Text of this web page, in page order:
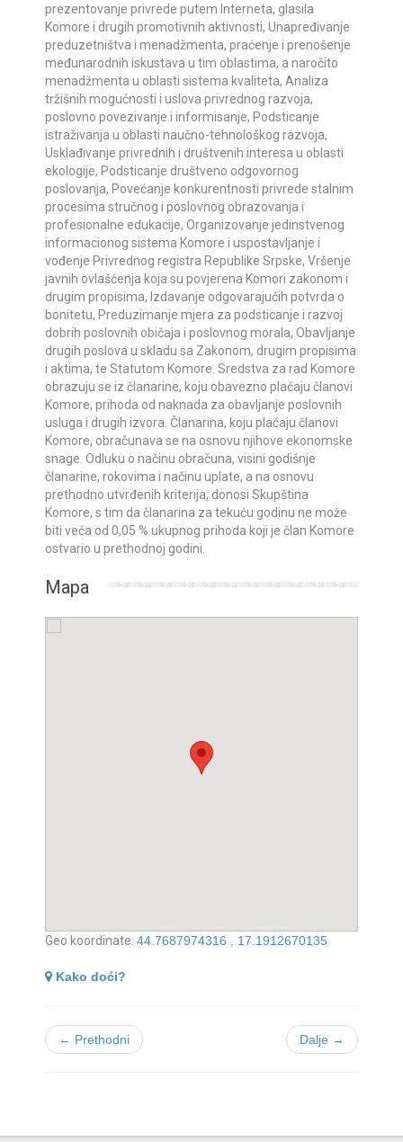
prezentovanje privrede putem Interneta, glasila
Komore i drugih promotivnih aktivnosti, Unapređivanje
preduzetništva i menadžmenta, praćenje i prenošenje
međunarodnih iskustava u tim oblastima, a naročito
menadžmenta u oblasti sistema kvaliteta, Analiza
tržišnih mogućnosti i uslova privrednog razvoja,
poslovno povezivanje i informisanje, Podsticanje
istraživanja u oblasti naučno-tehnološkog razvoja,
Usklađivanje privrednih i društvenih interesa u oblasti
ekologije, Podsticanje društveno odgovornog
poslovanja, Povećanje konkurentnosti privrede stalnim
procesima stručnog i poslovnog obrazovanja i
profesionalne edukacije, Organizovanje jedinstvenog
informacionog sistema Komore i uspostavljanje i
vođenje Privrednog registra Republike Srpske, Vršenje
javnih ovlašćenja koja su povjerena Komori zakonom i
drugim propisima, Izdavanje odgovarajućih potvrda o
bonitetu, Preduzimanje mjera za podsticanje i razvoj
dobrih poslovnih običaja i poslovnog morala, Obavljanje
drugih poslova u skladu sa Zakonom, drugim propisima
i aktima, te Statutom Komore. Sredstva za rad Komore
obrazuju se iz članarine, koju obavezno plaćaju članovi
Komore, prihoda od naknada za obavljanje poslovnih
usluga i drugih izvora. Članarina, koju plaćaju članovi
Komore, obračunava se na osnovu njihove ekonomske
snage. Odluku o načinu obračuna, visini godišnje
članarine, rokovima i načinu uplate, a na osnovu
prethodno utvrđenih kriterija, donosi Skupština
Komore, s tim da članarina za tekuću godinu ne može
biti veća od 0,05 % ukupnog prihoda koji je član Komore
ostvario u prethodnoj godini.
Mapa
Geo koordinate: 44.7687974316 , 17.1912670135
Kako doći?
← Prethodni Dalje →